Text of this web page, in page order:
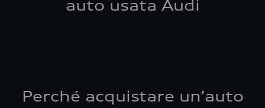
auto usata Audi
Perché acquistare un’auto